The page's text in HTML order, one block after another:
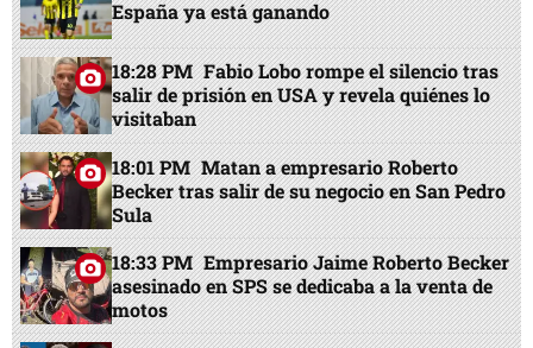
España ya está ganando
18:28 PM Fabio Lobo rompe el silencio tras
salir de prisión en USA y revela quiénes lo
visitaban
18:01 PM Matan a empresario Roberto
Becker tras salir de su negocio en San Pedro
Sula
18:33 PM Empresario Jaime Roberto Becker
asesinado en SPS se dedicaba a la venta de
motos